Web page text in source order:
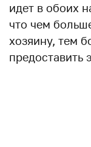
идет в обоих
что чем
хозяину, тем
предоставить